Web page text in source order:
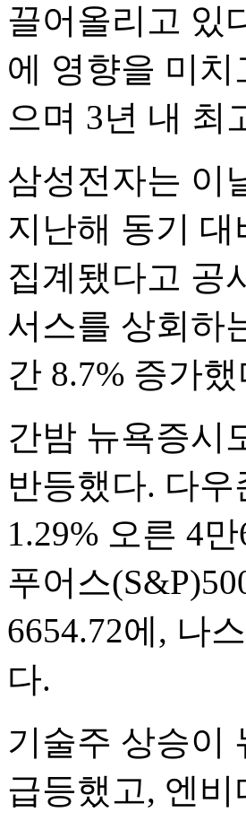
끌어올리고 있
에 영향을 미
으며 3년 내 최
삼성전자는 이
지난해 동기 대
집계됐다고 공
서스를 상회하
간 8.7% 증가했
간밤 뉴욕증시
반등했다. 다
1.29% 오른 4
푸어스
6654.72에, 나
다.
기술주 상승이
급등했고, 엔비